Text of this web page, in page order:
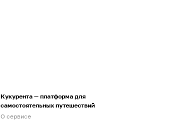
Кукурента — платформа для
самостоятельных путешествий
О сервисе